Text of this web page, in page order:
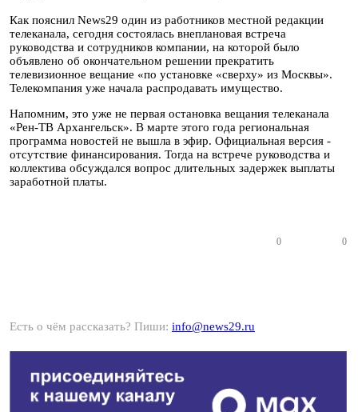
Как пояснил News29 один из работников местной редакции
телеканала, сегодня состоялась внеплановая встреча
руководства и сотрудников компании, на которой было
объявлено об окончательном решении прекратить
телевизионное вещание «по установке «сверху» из Москвы».
Телекомпания уже начала распродавать имущество.
Напомним, это уже не первая остановка вещания телеканала
«Рен-ТВ Архангельск». В марте этого года региональная
программа новостей не вышла в эфир. Официальная версия -
отсутствие финансирования. Тогда на встрече руководства и
коллектива обсуждался вопрос длительных задержек выплаты
заработной платы.
0 0
Есть о чём рассказать? Пиши: info@news29.ru